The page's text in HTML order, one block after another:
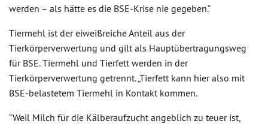
werden – als hätte es die BSE-Krise nie gegeben.“
Tiermehl ist der eiweißreiche Anteil aus der
Tierkörperverwertung und gilt als Hauptübertragungsweg
für BSE. Tiermehl und Tierfett werden in der
Tierkörperverwertung getrennt. „Tierfett kann hier also mit
BSE-belastetem Tiermehl in Kontakt kommen.
“Weil Milch für die Kälberaufzucht angeblich zu teuer ist,